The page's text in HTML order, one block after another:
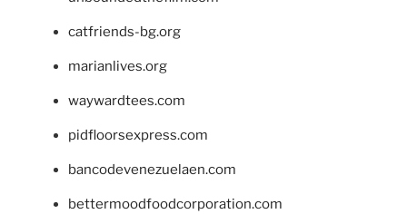
catfriends-bg.org
marianlives.org
waywardtees.com
pidfloorsexpress.com
bancodevenezuelaen.com
bettermoodfoodcorporation.com